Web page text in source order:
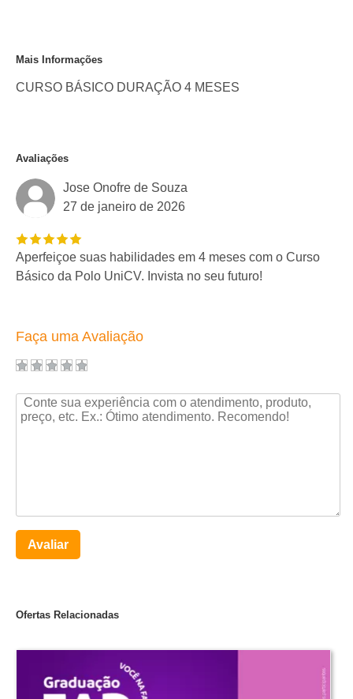
Mais Informações
CURSO BÁSICO DURAÇÃO 4 MESES
Avaliações
Jose Onofre de Souza
27 de janeiro de 2026
Aperfeiçoe suas habilidades em 4 meses com o Curso
Básico da Polo UniCV. Invista no seu futuro!
Faça uma Avaliação
Avaliar
Ofertas Relacionadas